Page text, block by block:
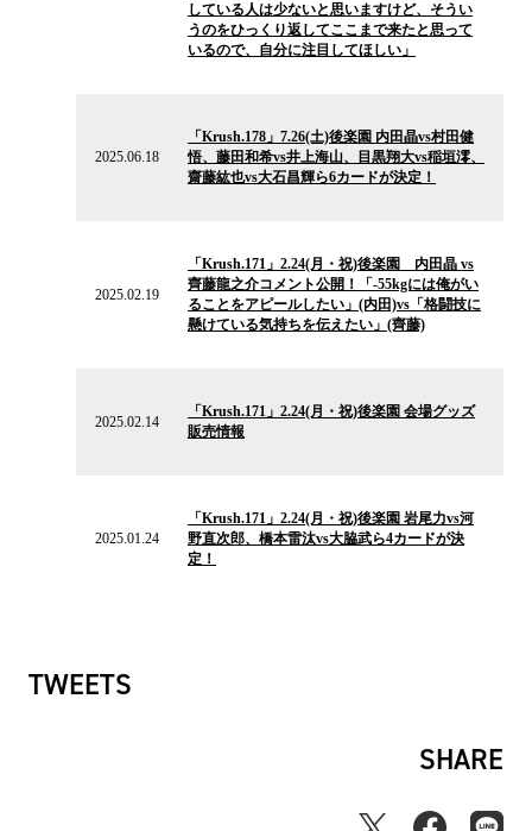
している人は少ないと思いますけど、そうい
うのをひっくり返してここまで来たと思って
いるので、自分に注目してほしい」
2025.06.18
「Krush.178」7.26(土)後楽園 内田晶vs村田健
悟、藤田和希vs井上海山、目黒翔大vs稲垣澪、
齋藤紘也vs大石昌輝ら6カードが決定！
2025.02.19
「Krush.171」2.24(月・祝)後楽園 内田晶 vs
齊藤龍之介コメント公開！「-55kgには俺がい
ることをアピールしたい」(内田)vs「格闘技に
懸けている気持ちを伝えたい」(齊藤)
2025.02.14
「Krush.171」2.24(月・祝)後楽園 会場グッズ
販売情報
2025.01.24
「Krush.171」2.24(月・祝)後楽園 岩尾力vs河
野直次郎、橋本雷汰vs大脇武ら4カードが決
定！
TWEETS
SHARE